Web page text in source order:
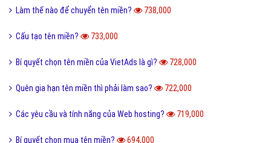
Làm thế nào để chuyển tên miền? 738,000
Cấu tạo tên miền? 733,000
Bí quyết chọn tên miền của VietAds là gì? 728,000
Quên gia hạn tên miền thì phải làm sao? 722,000
Các yêu cầu và tính năng của Web hosting? 719,000
Bí quyết chọn mua tên miền? 694,000